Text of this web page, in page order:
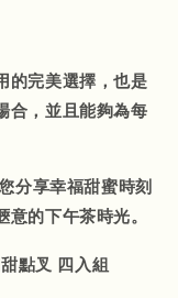
的完美選擇，也是
合，並且能夠為每
分享幸福甜蜜時刻
的下午茶時光。
點叉 四入組